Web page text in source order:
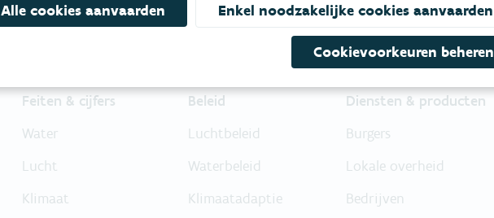
Feiten & cijfers
Water
Lucht
Klimaat
Beleid
Luchtbeleid
Waterbeleid
Klimaatadaptie
Diensten & producten
Burgers
Lokale overheid
Bedrijven
Alle cookies aanvaarden Enkel noodzakelijke cookies aanvaarden
Cookievoorkeuren beheren